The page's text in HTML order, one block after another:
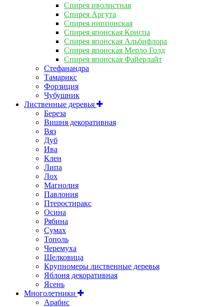
Спирея иволистная
Спирея Аргута
Спирея ниппонская
Спирея японская Криспа
Спирея японская Альбифлора
Спирея японская Мерло Голд
Спирея японская Файерлайт
Стефанандра
Тамарикс
Форзиция
Чубушник
Лиственные деревья
Береза
Вишня декоративная
Вяз
Дуб
Ива
Клен
Липа
Лох
Магнолия
Павлония
Птеростиракс
Осина
Рябина
Сумах
Тополь
Черемуха
Шелковица
Крупномеры лиственные деревья
Яблоня декоративная
Ясень
Многолетники
Арабис